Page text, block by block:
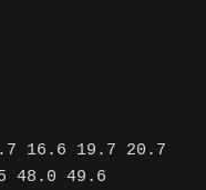
16.6 19.7 20.7
48.0 49.6